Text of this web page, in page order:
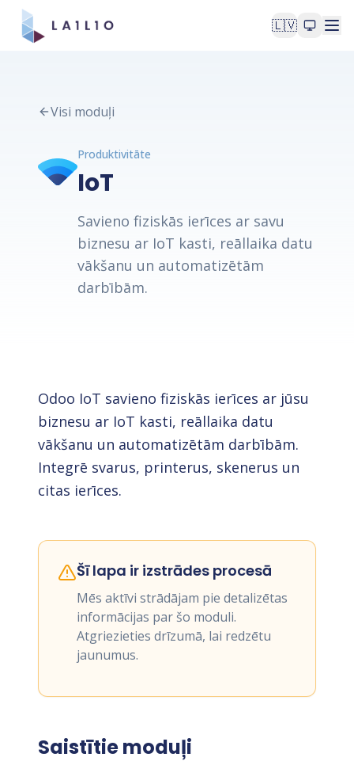
🇱🇻
Visi moduļi
Produktivitāte
IoT
Savieno fiziskās ierīces ar savu
biznesu ar IoT kasti, reāllaika datu
vākšanu un automatizētām
darbībām.
Odoo IoT savieno fiziskās ierīces ar jūsu
biznesu ar IoT kasti, reāllaika datu
vākšanu un automatizētām darbībām.
Integrē svarus, printerus, skenerus un
citas ierīces.
Šī lapa ir izstrādes procesā
Mēs aktīvi strādājam pie detalizētas
informācijas par šo moduli.
Atgriezieties drīzumā, lai redzētu
jaunumus.
Saistītie moduļi